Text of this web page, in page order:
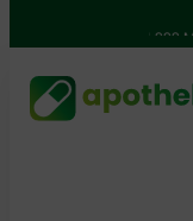
4.000 Mal
Psyche &